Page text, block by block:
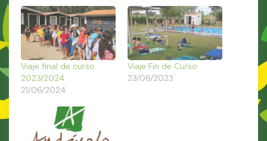
Viaje final de curso
2023/2024
21/06/2024
Viaje Fin de Curso
23/06/2023